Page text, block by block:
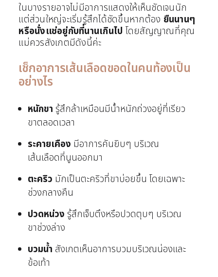
ในบางรายอาจไม่มีอาการแสดงให้เห็นชัดเจนนัก
แต่ส่วนใหญ่จะเริ่มรู้สึกได้ชัดขึ้นหากต้อง ยืนนานๆ
หรือนั่งแช่อยู่กับที่นานเกินไป โดยสัญญาณที่คุณ
แม่ควรสังเกตมีดังนี้ค่ะ
เช็กอาการเส้นเลือดขอดในคนท้องเป็น
อย่างไร
หนักขา รู้สึกล้าเหมือนมีน้ำหนักถ่วงอยู่ที่เรียว
ขาตลอดเวลา
ระคายเคือง มีอาการคันยิบๆ บริเวณ
เส้นเลือดที่นูนออกมา
ตะคริว มักเป็นตะคริวที่ขาบ่อยขึ้น โดยเฉพาะ
ช่วงกลางคืน
ปวดหน่วง รู้สึกเจ็บตึงหรือปวดตุบๆ บริเวณ
ขาช่วงล่าง
บวมน้ำ สังเกตเห็นอาการบวมบริเวณน่องและ
ข้อเท้า